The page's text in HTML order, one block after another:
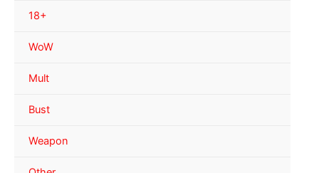
18+
WoW
Mult
Bust
Weapon